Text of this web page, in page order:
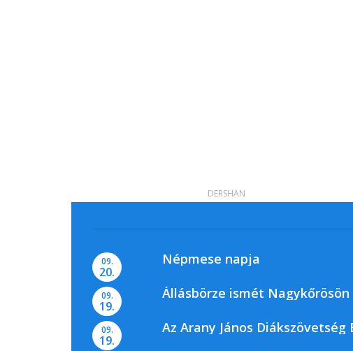
09.
20.
Népmese napja
09.
19.
Állásbörze ismét Nagykőrösön
09.
19.
Az Arany János
DERSHAN